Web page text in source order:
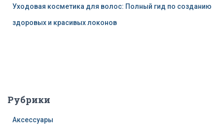
Уходовая косметика для волос: Полный гид по созданию
здоровых и красивых локонов
Рубрики
Аксессуары